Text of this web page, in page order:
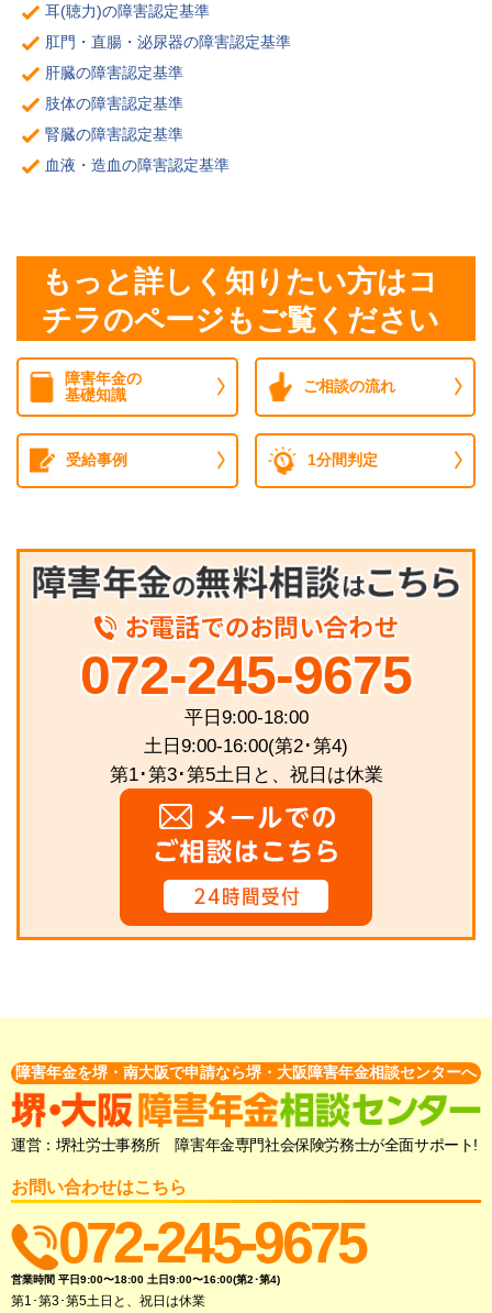
耳(聴力)の障害認定基準
肛門・直腸・泌尿器の障害認定基準
肝臓の障害認定基準
肢体の障害認定基準
腎臓の障害認定基準
血液・造血の障害認定基準
もっと詳しく知りたい方はコ
チラのページもご覧ください
障害年金の
基礎知識
ご相談の流れ
受給事例 1分間判定
072-245-9675
平日9:00-18:00
土日9:00-16:00(第2･第4)
第1･第3･第5土日と、祝日は休業
障害年金を堺・南大阪で申請なら堺・大阪障害年金相談センターへ
運営：堺社労士事務所 障害年金専門社会保険労務士が全面サポート!
お問い合わせはこちら
072-245-9675
営業時間 平日9:00〜18:00 土日9:00〜16:00(第2･第4)
第1･第3･第5土日と、祝日は休業